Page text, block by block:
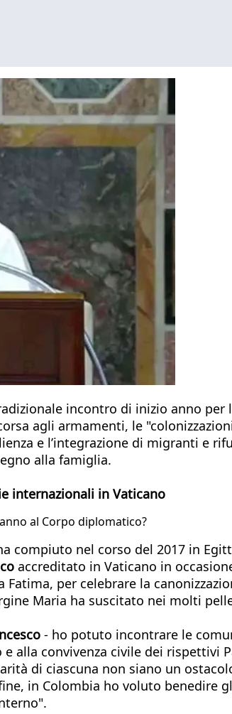
incontro di inizio anno
agli armamenti, le
e l’integrazione di migranti e
alla famiglia.
internazionali in Vaticano
al Corpo diplomatico?
compiuto nel corso del 2017 in
accreditato in Vaticano in
per celebrare la
Maria ha suscitato nei molti
- ho potuto incontrare le
alla convivenza civile dei rispettivi
di ciascuna non siano un
in Colombia ho voluto benedire